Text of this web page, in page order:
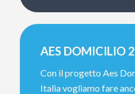
AES DOMICILIO
Con il progetto Aes
Italia vogliamo fare